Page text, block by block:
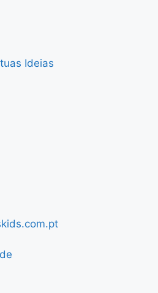
Ideias